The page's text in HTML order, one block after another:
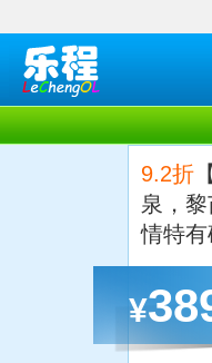
9.2折
泉，
情特
¥